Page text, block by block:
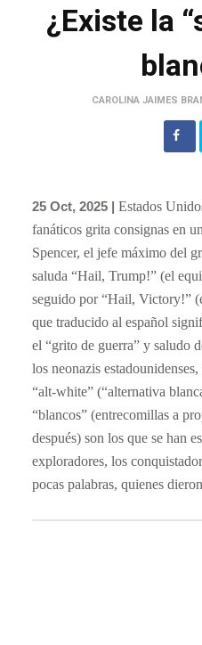
¿Existe la
CAROLINA JAIMES
25 Oct, 2025 | Estados
fanáticos grita consignas en
Spencer, el jefe máximo del
saluda “Hail, Trump!” (el
seguido por “Hail, Victory!”
que traducido al español
el “grito de guerra” y saludo
los neonazis
“alt-white” (“alternativa
“blancos” (entrecomillas a
después) son los que se han
exploradores, los
pocas palabras, quienes